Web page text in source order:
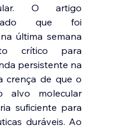
O artigo
que foi
última semana
crítico para
persistente na
crença de que o
alvo molecular
suficiente para
duráveis. Ao